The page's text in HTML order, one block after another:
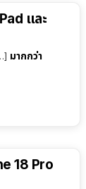
และ
มากกว่า
18 Pro